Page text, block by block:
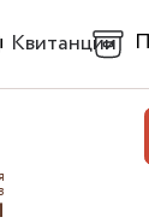
Квитанции